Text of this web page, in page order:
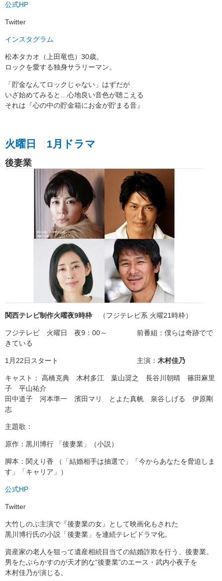
公式HP
Twitter
インスタグラム
松本タカオ（上田竜也）30歳。
ロックを愛する独身サラリーマン。
「貯金なんてロックじゃない」はずだが
いざ始めてみると…心地良い音色が聴こえる
それは『心の中の貯金箱にお金が貯まる音』
火曜日 1月ドラマ
後妻業
関西テレビ制作火曜夜9時枠 （フジテレビ系 火曜21時枠）
フジテレビ 火曜日 夜9：00～ 前番組：僕らは奇跡でで
きている
1月22日スタート 主演： 木村佳乃
キャスト： 高橋克典 木村多江 葉山奨之 長谷川朝晴 篠田麻里
子 平山祐介
田中道子 河本準一 濱田マリ とよた真帆 泉谷しげる 伊原剛
志
主題歌：
原作：黒川博行 「後妻業」（小説）
脚本：関えり香 （「結婚相手は抽選で」「今からあなたを脅迫しま
す」「キャリア」）
公式HP
Twitter
大竹しのぶ主演で『後妻業の女』として映画化もされた
黒川博行氏の小説「後妻業」を連続テレビドラマ化。
資産家の老人を狙って遺産相続目当ての結婚詐欺を行う、後妻業。
男をたぶらかすのが天才的な“後妻業”のエース・武内小夜子を
木村佳乃が演じる。